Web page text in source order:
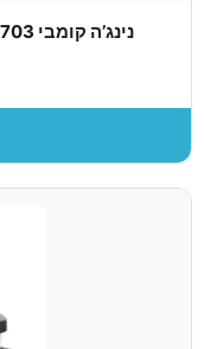
נינג’ה קומבי Combi NINJA | SFP703 יבואן רשמי